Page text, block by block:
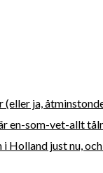
ja,
en-som-vet-allt
i Holland just nu,